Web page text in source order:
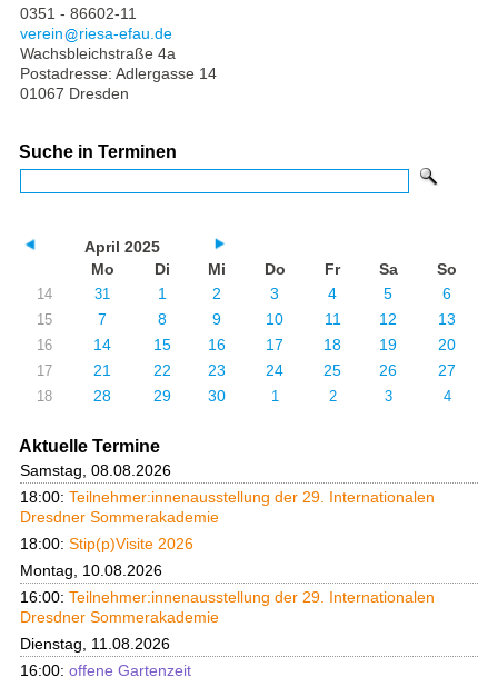
0351 - 86602-11
verein
riesa-efau.de
Wachsbleichstraße 4a
Postadresse: Adlergasse 14
01067 Dresden
Suche in Terminen
April 2025
Mo
Di Mi Do Fr Sa So
14 31 1 2 3 4 5 6
15 7 8 9 10 11 12 13
16 14 15 16 17 18 19 20
17 21 22 23 24 25 26 27
18 28 29 30 1 2 3 4
Aktuelle Termine
Samstag, 08.08.2026
18:00: Teilnehmer:innenausstellung der 29. Internationalen
Dresdner Sommerakademie
18:00: Stip(p)Visite 2026
Montag, 10.08.2026
16:00: Teilnehmer:innenausstellung der 29. Internationalen
Dresdner Sommerakademie
Dienstag, 11.08.2026
16:00: offene Gartenzeit